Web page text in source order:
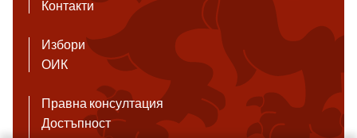
Контакти
Избори
ОИК
Правна консултация
Достъпност